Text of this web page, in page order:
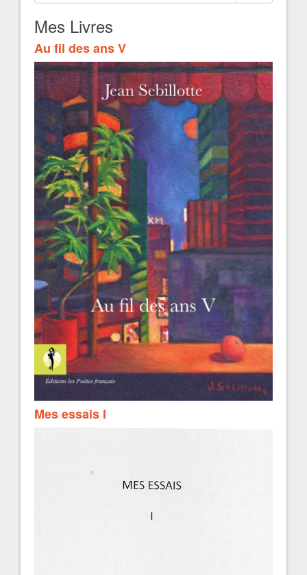
Mes Livres
Au fil des ans V
Mes essais I